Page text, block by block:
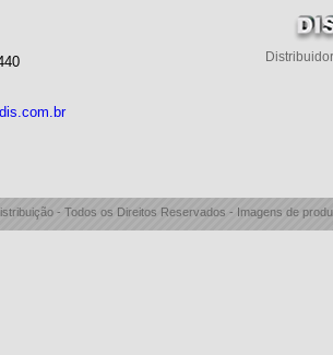
- Todos os Direitos Reservados - Imagens de